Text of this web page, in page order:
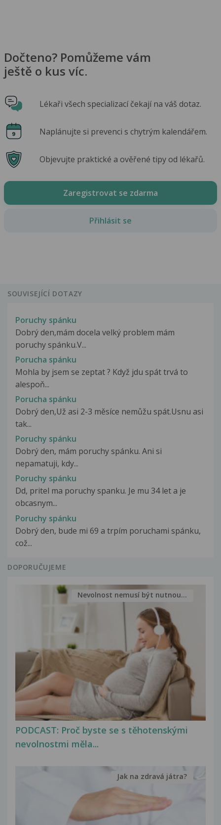
Dočteno? Pomůžeme vám
ještě o kus víc.
Lékaři všech specializací čekají na váš dotaz.
Naplánujte si prevenci s chytrým kalendářem.
Objevujte praktické a ověřené tipy od lékařů.
Zaregistrovat se zdarma
Přihlásit se
SOUVISEJÍCÍ DOTAZY
Poruchy spánku
Dobrý den,mám docela velký problem mám
poruchy spánku.V...
Porucha spánku
Mohla by jsem se zeptat ? Když jdu spát trvá to
alespoň...
Porucha spánku
Dobrý den,Už asi 2-3 měsíce nemůžu spát.Usnu asi
tak...
Poruchy spánku
Dobrý den, mám poruchy spánku. Ani si
nepamatuji, kdy...
Poruchy spánku
Dd, pritel ma poruchy spanku. Je mu 34 let a je
obcasnym...
Poruchy spánku
Dobrý den, bude mi 69 a trpím poruchami spánku,
což...
DOPORUČUJEME
PODCAST: Proč byste se s těhotenskými
nevolnostmi měla...
Nevolnost nemusí být nutnou...
Jak na zdravá játra?